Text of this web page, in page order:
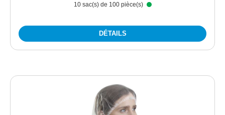
10 sac(s) de 100 pièce(s)
DÉTAILS